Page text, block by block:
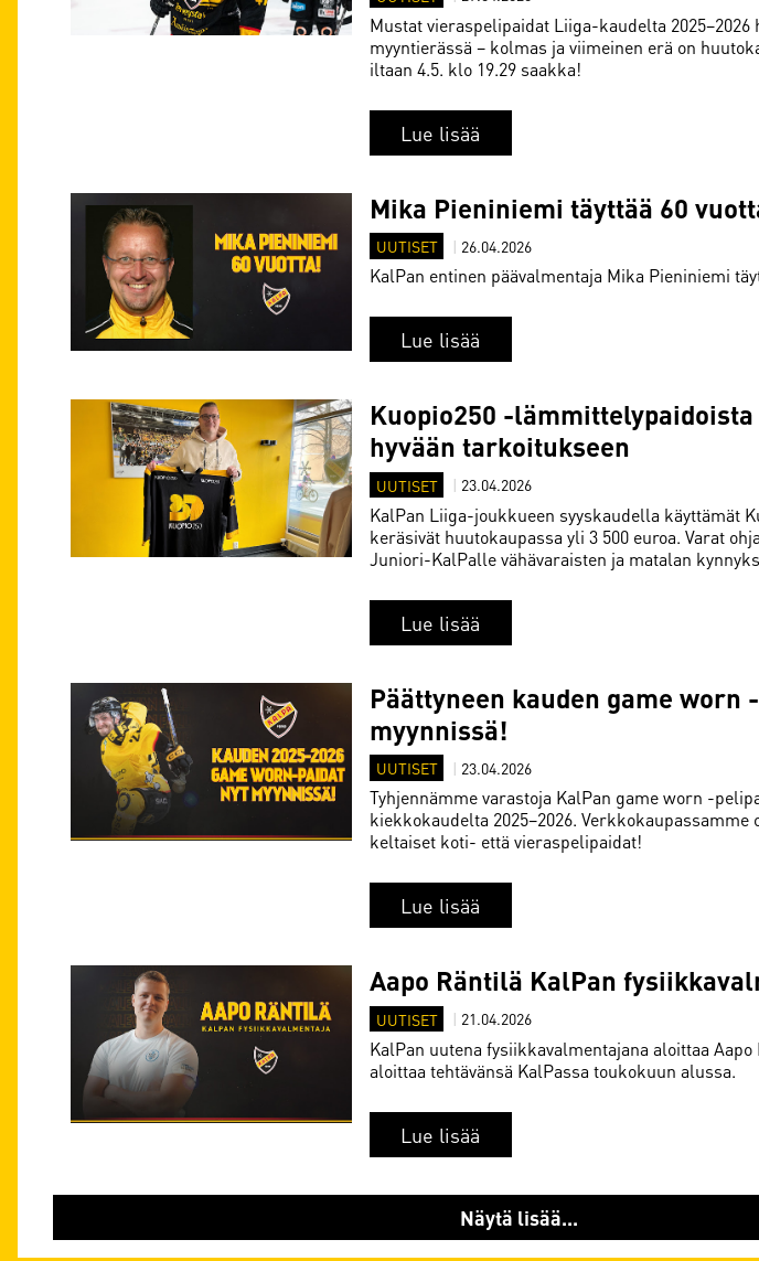
Mustat vieraspelipaidat Liiga-kaudelta
myyntierässä – kolmas ja viimeinen erä on
iltaan 4.5. klo 19.29 saakka!
Lue lisää
Mika Pieniniemi täyttää 60
UUTISET | 26.04.2026
KalPan entinen päävalmentaja Mika Pieniniemi
Lue lisää
Kuopio250 -
hyvään tarkoitukseen
UUTISET | 23.04.2026
KalPan Liiga-joukkueen syyskaudella käyttämät
keräsivät huutokaupassa yli 3 500 euroa. Varat
Juniori-KalPalle vähävaraisten ja matalan
Lue lisää
Päättyneen kauden game worn
myynnissä!
UUTISET | 23.04.2026
Tyhjennämme varastoja KalPan game worn -
kiekkokaudelta 2025–2026. Verkkokaupassamme
keltaiset koti- että vieraspelipaidat!
Lue lisää
Aapo Räntilä KalPan
UUTISET | 21.04.2026
KalPan uutena fysiikkavalmentajana aloittaa
aloittaa tehtävänsä KalPassa toukokuun alussa.
Lue lisää
Näytä lisää...